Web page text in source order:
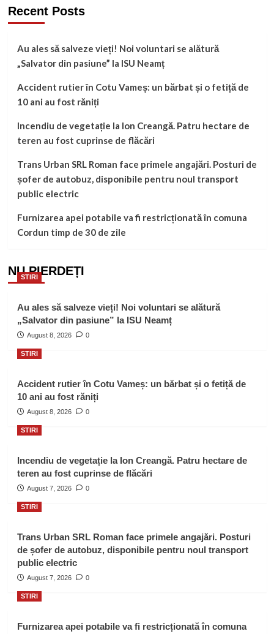
Recent Posts
Au ales să salveze vieți! Noi voluntari se alătură
„Salvator din pasiune” la ISU Neamț
Accident rutier în Cotu Vameș: un bărbat și o fetiță de
10 ani au fost răniți
Incendiu de vegetație la Ion Creangă. Patru hectare de
teren au fost cuprinse de flăcări
Trans Urban SRL Roman face primele angajări. Posturi de
șofer de autobuz, disponibile pentru noul transport
public electric
Furnizarea apei potabile va fi restricționată în comuna
Cordun timp de 30 de zile
NU PIERDEȚI
STIRI
Au ales să salveze vieți! Noi voluntari se alătură
„Salvator din pasiune” la ISU Neamț
August 8, 2026 0
STIRI
Accident rutier în Cotu Vameș: un bărbat și o fetiță de
10 ani au fost răniți
August 8, 2026 0
STIRI
Incendiu de vegetație la Ion Creangă. Patru hectare de
teren au fost cuprinse de flăcări
August 7, 2026 0
STIRI
Trans Urban SRL Roman face primele angajări. Posturi
de șofer de autobuz, disponibile pentru noul transport
public electric
August 7, 2026 0
STIRI
Furnizarea apei potabile va fi restricționată în comuna